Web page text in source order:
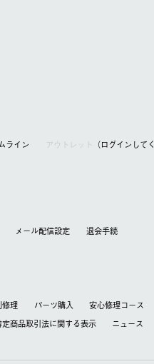
ライン アウトレット （ログインして
メール配信設定 退会⼿続
修理 パーツ購入 安心修理コース
定商品取引法に関する表⽰ ニュース